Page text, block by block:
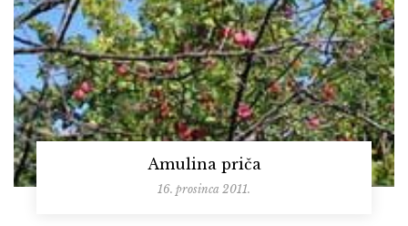
Amulina priča
16. prosinca 2011.